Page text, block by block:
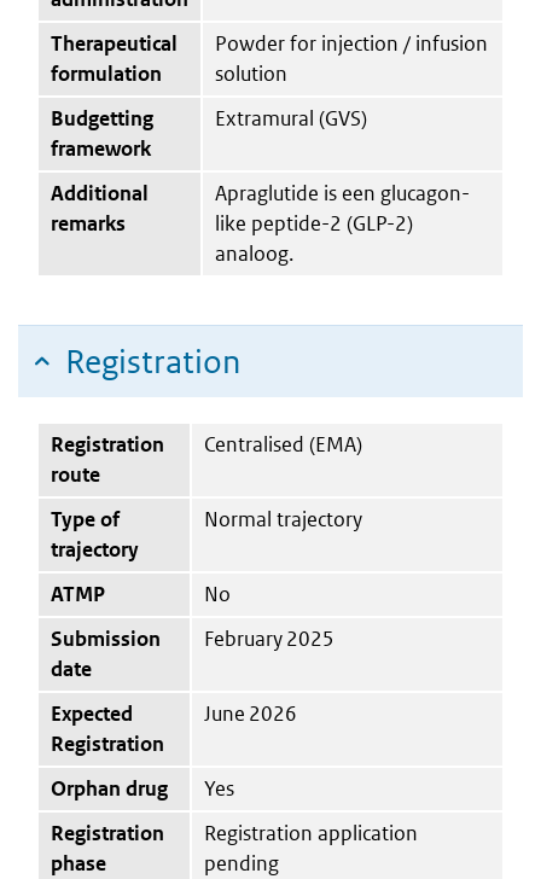
Therapeutical
formulation
Powder for injection / infusion
solution
Budgetting
framework
Extramural (GVS)
Additional
remarks
Apraglutide is een glucagon-
like peptide-2 (GLP-2)
analoog.
Registration
Registration
route
Centralised (EMA)
Type of
trajectory
Normal trajectory
ATMP
No
Submission
date
February 2025
Expected
Registration
June 2026
Orphan drug
Yes
Registration
phase
Registration application
pending